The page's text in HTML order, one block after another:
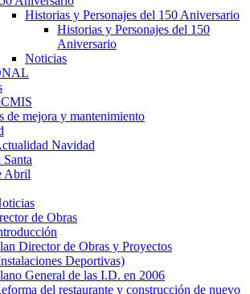
Historias y Personajes del 150 Aniversario
Historias y Personajes del 150
Aniversario
Noticias
de mejora y mantenimiento
Navidad
Santa
Abril
de Obras
Director de Obras y Proyectos
Deportivas)
General de las I.D. en 2006
del restaurante y construcción de nuevo